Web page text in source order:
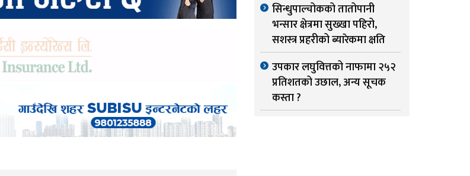
सिन्धुपाल्चोकको तातोपानी
भन्सार क्षेत्रमा सुख्खा पहिरो,
सशस्त्र प्रहरीको ब्यारेकमा क्षति
उपकार लघुवित्तको नाफामा २५२
प्रतिशतको उछाल, अन्य सूचक
कस्ता ?